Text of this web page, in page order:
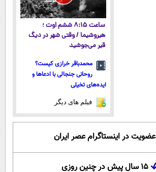
ساعت ۸:۱۵ ششم اوت ؛
هیروشیما / وقتی شهر در دیگ
قیر می‌جوشید
محمدباقر خرازی کیست؟
روحانی جنجالی با ادعاها و
ایده‌های تخیلی
فیلم های دیگر
عضویت در اینستاگرام عصر ایران
۱۵ سال پیش در چنین روزی